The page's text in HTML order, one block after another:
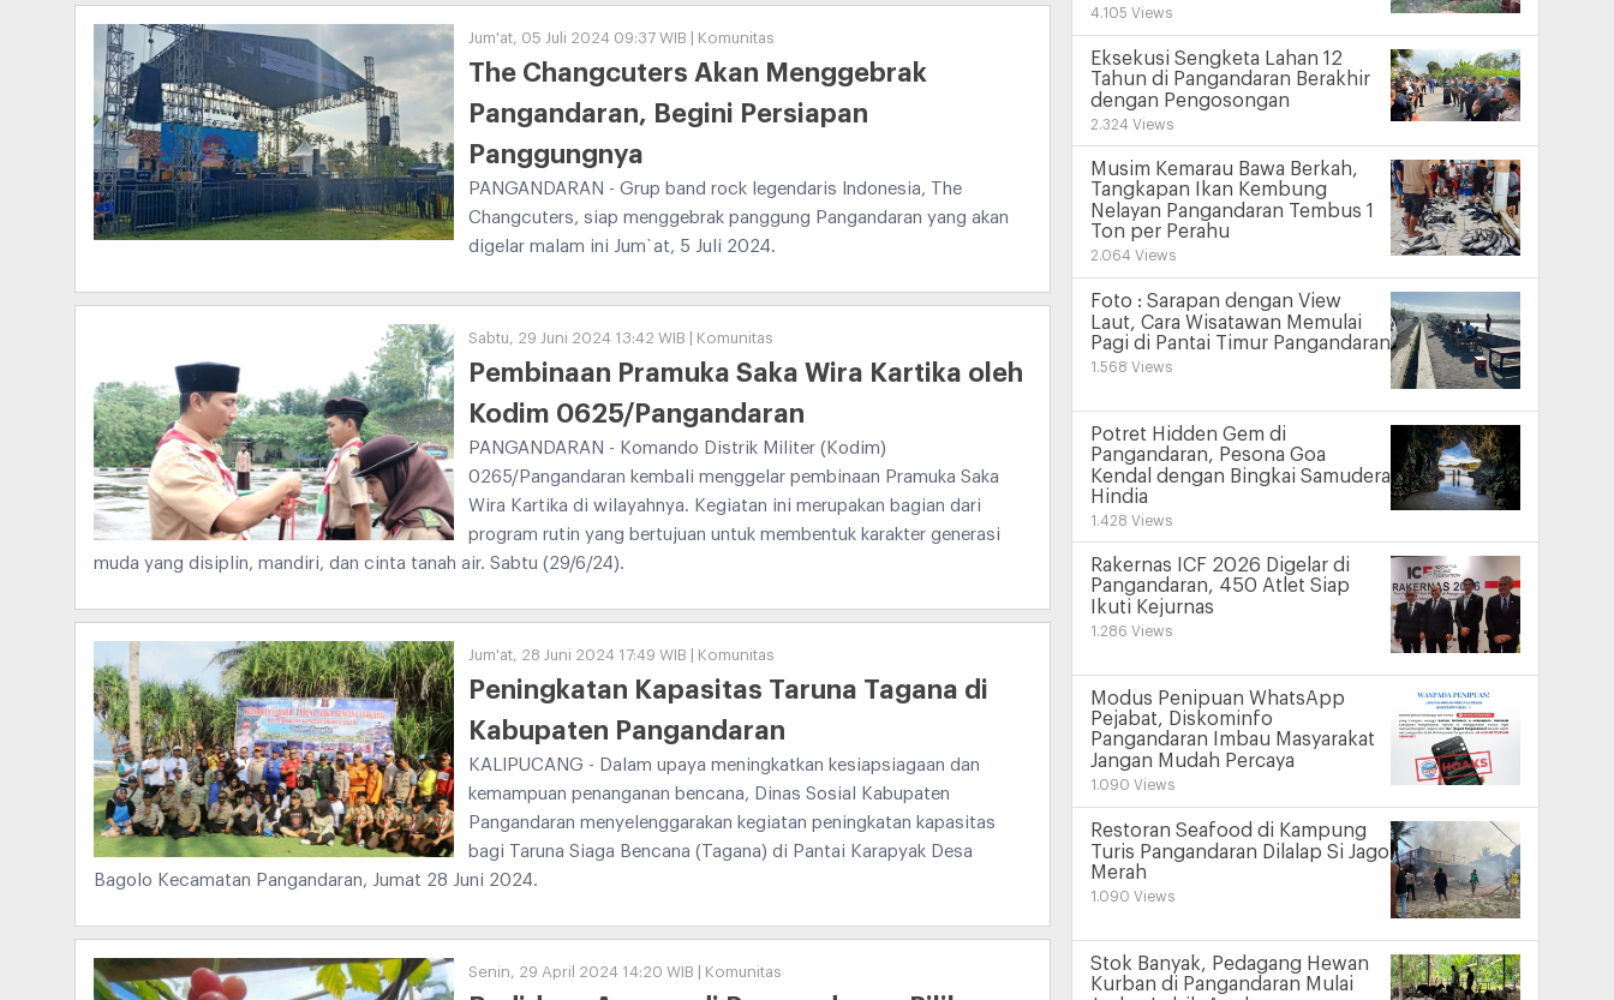
Jum'at, 05 Juli 2024 09:37 WIB | Komunitas
The Changcuters Akan Menggebrak
Pangandaran, Begini Persiapan
Panggungnya
PANGANDARAN - Grup band rock legendaris Indonesia, The
Changcuters, siap menggebrak panggung Pangandaran yang akan
digelar malam ini Jum`at, 5 Juli 2024.
Sabtu, 29 Juni 2024 13:42 WIB | Komunitas
Pembinaan Pramuka Saka Wira Kartika oleh
Kodim 0625/Pangandaran
PANGANDARAN - Komando Distrik Militer (Kodim)
0265/Pangandaran kembali menggelar pembinaan Pramuka Saka
Wira Kartika di wilayahnya. Kegiatan ini merupakan bagian dari
program rutin yang bertujuan untuk membentuk karakter generasi
muda yang disiplin, mandiri, dan cinta tanah air. Sabtu (29/6/24).
Jum'at, 28 Juni 2024 17:49 WIB | Komunitas
Peningkatan Kapasitas Taruna Tagana di
Kabupaten Pangandaran
KALIPUCANG - Dalam upaya meningkatkan kesiapsiagaan dan
kemampuan penanganan bencana, Dinas Sosial Kabupaten
Pangandaran menyelenggarakan kegiatan peningkatan kapasitas
bagi Taruna Siaga Bencana (Tagana) di Pantai Karapyak Desa
Bagolo Kecamatan Pangandaran, Jumat 28 Juni 2024.
Senin, 29 April 2024 14:20 WIB | Komunitas
4.105 Views
Eksekusi Sengketa Lahan 12
Tahun di Pangandaran Berakhir
dengan Pengosongan
2.324 Views
Musim Kemarau Bawa Berkah,
Tangkapan Ikan Kembung
Nelayan Pangandaran Tembus 1
Ton per Perahu
2.064 Views
Foto : Sarapan dengan View
Laut, Cara Wisatawan Memulai
Pagi di Pantai Timur Pangandaran
1.568 Views
Potret Hidden Gem di
Pangandaran, Pesona Goa
Kendal dengan Bingkai Samudera
Hindia
1.428 Views
Rakernas ICF 2026 Digelar di
Pangandaran, 450 Atlet Siap
Ikuti Kejurnas
1.286 Views
Modus Penipuan WhatsApp
Pejabat, Diskominfo
Pangandaran Imbau Masyarakat
Jangan Mudah Percaya
1.090 Views
Restoran Seafood di Kampung
Turis Pangandaran Dilalap Si Jago
Merah
1.090 Views
Stok Banyak, Pedagang Hewan
Kurban di Pangandaran Mulai